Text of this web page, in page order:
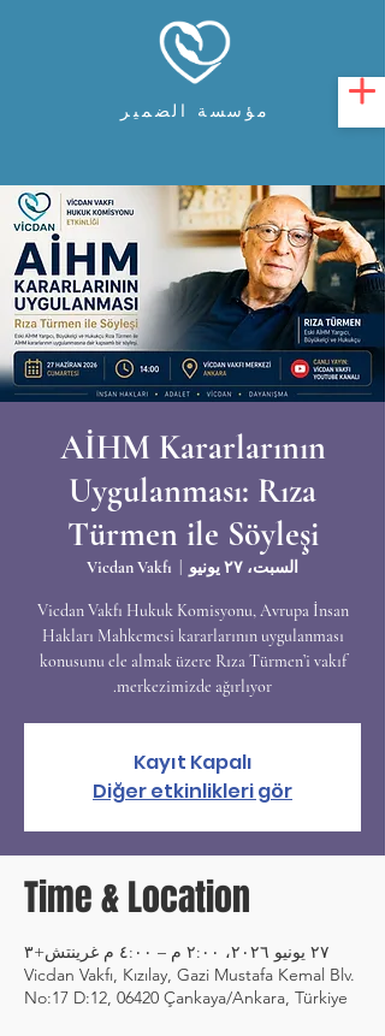
مؤسسة الضمير
AİHM Kararlarının
Uygulanması: Rıza
Türmen ile Söyleşi
السبت، ٢٧ يونيو Vicdan Vakfı
Vicdan Vakfı Hukuk Komisyonu, Avrupa İnsan
Hakları Mahkemesi kararlarının uygulanması
konusunu ele almak üzere Rıza Türmen’i vakıf
merkezimizde ağırlıyor.
Kayıt Kapalı
Diğer etkinlikleri gör
Time & Location
٢٧ يونيو ٢٠٢٦، ٢:٠٠ م – ٤:٠٠ م غرينتش+٣
Vicdan Vakfı, Kızılay, Gazi Mustafa Kemal Blv.
No:17 D:12, 06420 Çankaya/Ankara, Türkiye